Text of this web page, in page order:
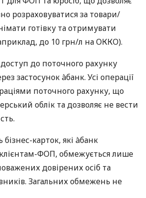
розраховуватися за товари/
готівку та отримувати
до 10 грн/л на ОККО).
до поточного рахунку
застосунок àбанк. Усі операції
поточного рахунку, що
облік та дозволяє не вести
бізнес-карток, які àбанк
клієнтам-ФОП, обмежується лише
довірених осіб та
Загальних обмежень не